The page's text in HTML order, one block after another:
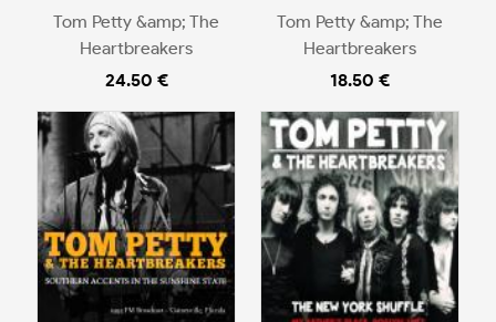
Tom Petty &amp; The
Heartbreakers
24.50 €
Tom Petty &amp; The
Heartbreakers
18.50 €